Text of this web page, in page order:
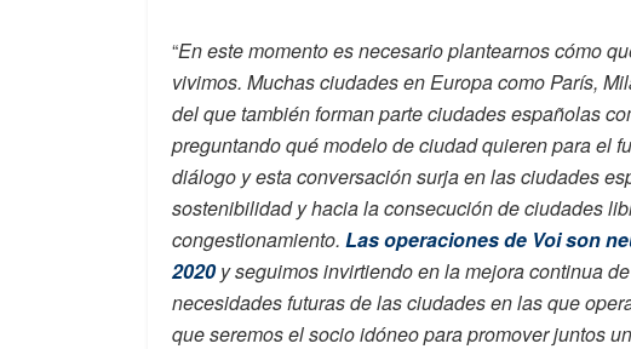
“En este momento es necesario plantearnos cómo
vivimos. Muchas ciudades en Europa como París,
del que también forman parte ciudades españolas
preguntando qué modelo de ciudad quieren para el
diálogo y esta conversación surja en las ciudades
sostenibilidad y hacia la consecución de ciudades
congestionamiento. Las operaciones de Voi son
2020y seguimos invirtiendo en la mejora continua
necesidades futuras de las ciudades en las que
que seremos el socio idóneo para promover juntos